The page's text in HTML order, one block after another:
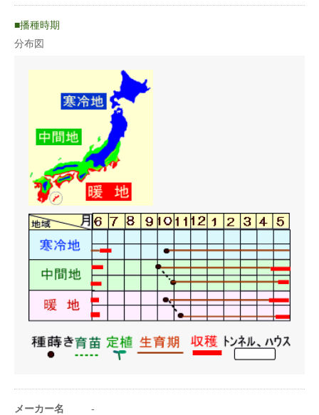
○冷涼な気候を好み耐暑性は弱い。
○多くの水分を必要とし、乾燥に弱い為、排水性がよく有機質が
豊富に含まれる肥えた土地が向く。
○ソラマメは一定の低温で花芽分化するため一般地では秋蒔き
蒔き方
120〜150cm
1条
株間（cm） 40〜50cm
1a当たり株数 160〜200株
1m²当たり株数 1.6〜2株
1a当たり播種量
1m²当たり播種量 10ｍL
1a当たり播種量
200〜300粒
1m²当たり播種量
（粒数）
播種時期
分布図
メーカー名 -